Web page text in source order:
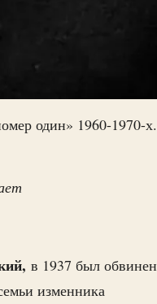
один» 1960-1970-х.
в 1937 был обвинен
изменника